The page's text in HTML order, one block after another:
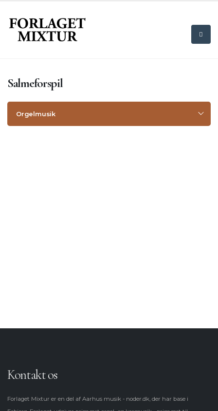
Salmeforspil
Orgelmusik
Kontakt os
Forlaget Mixtur er en del af Aarhus musik - noder.dk, der har base i